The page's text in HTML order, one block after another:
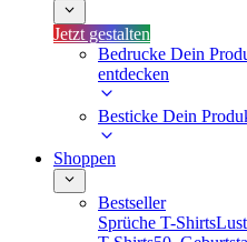
Jetzt gestalten
Bedrucke Dein
entdecken
Besticke Dein
Shoppen
Bestseller
Sprüche T-Shirts